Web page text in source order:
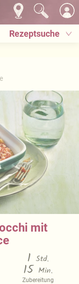
Rezeptsuche
mit
1 Std.
15 Min.
Zubereitung